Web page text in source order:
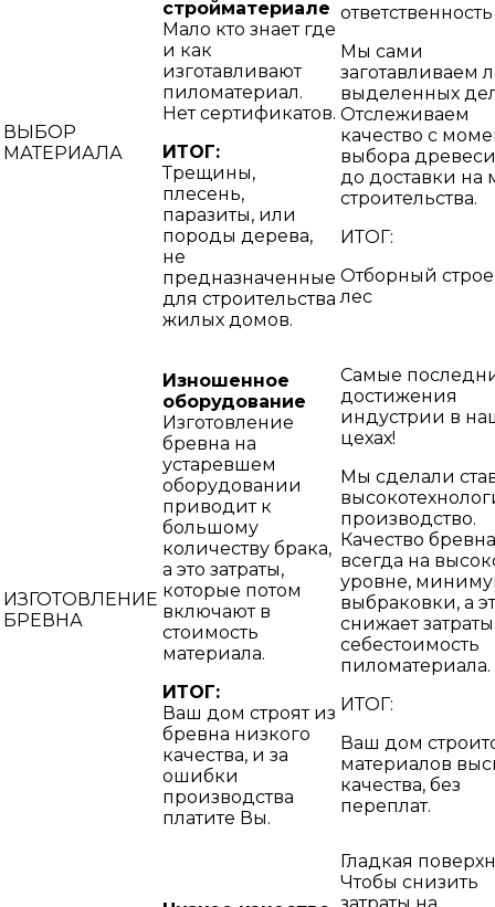
ВЫБОР
МАТЕРИАЛА
стройматериале
Мало кто знает где
и как
изготавливают
пиломатериал.
Нет сертификатов.
ИТОГ:
Трещины,
плесень,
паразиты, или
породы дерева,
не
предназначенные
для строительства
жилых домов.
ответственность
Мы сами
заготавливаем
выделенных
Отслеживаем
качество с
выбора
до доставки на
строительства.
ИТОГ:
Отборный
лес
ИЗГОТОВЛЕНИЕ
БРЕВНА
Изношенное
оборудование
Изготовление
бревна на
устаревшем
оборудовании
приводит к
большому
количеству брака,
а это затраты,
которые потом
включают в
стоимость
материала.
ИТОГ:
Ваш дом строят из
бревна низкого
качества, и за
ошибки
производства
платите Вы.
Самые
достижения
индустрии в
цехах!
Мы сделали
производство.
Качество бревна
всегда на
уровне,
выбраковки, а
снижает
себестоимость
пиломатериала.
ИТОГ:
Ваш дом
материалов
качества, без
переплат.
Гладкая
Чтобы снизить